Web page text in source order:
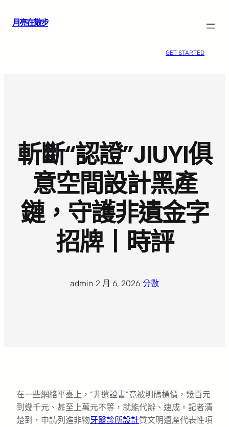
月亮在散步
GET STARTED
斬斷“認證”JIUYI俱
意空間設計黑產
鏈，守護非遺金字
招牌丨時評
admin 2 月 6, 2026 分數
在一些網絡平臺上，“非遺證書”竟被明碼標價，幾百元
到幾千元、甚至上萬元不等，就能代辦、速成。記者清
楚到，申請列進非物牙醫診所設計質文明遺產代表性項